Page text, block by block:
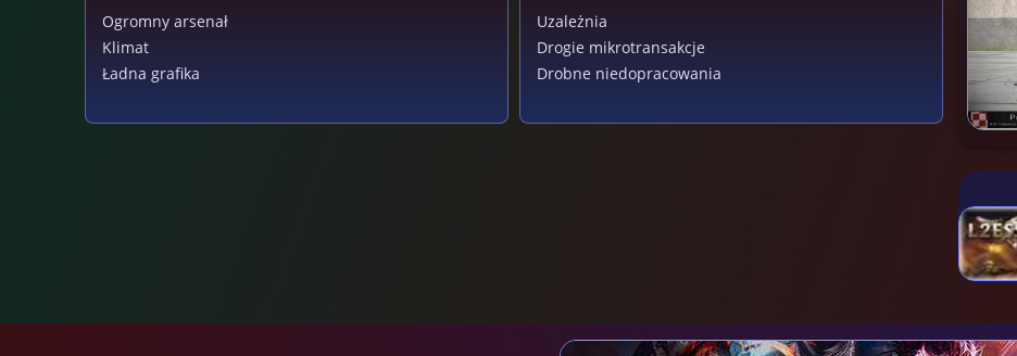
Ogromny arsenał
Klimat
Ładna grafika
Uzależnia
Drogie mikrotransakcje
Drobne niedopracowania